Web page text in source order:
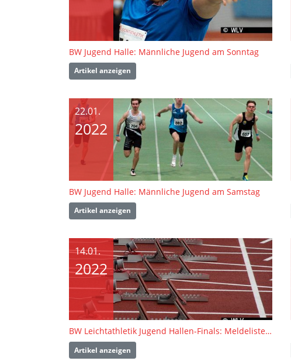
BW Jugend Halle: Männliche Jugend am Sonntag
Artikel anzeigen
22.01.
2022
BW Jugend Halle: Männliche Jugend am Samstag
Artikel anzeigen
14.01.
2022
BW Leichtathletik Jugend Hallen-Finals: Meldeliste, finaler Zeitplan und Teilnehmerinformation online
Artikel anzeigen